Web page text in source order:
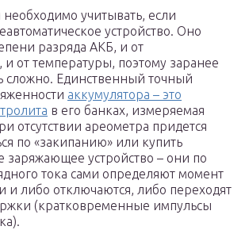
учитывать, если
устройство. Оно
разряда АКБ, и от
от температуры, поэтому заранее
сложно. Единственный точный
аккумулятора – это
в его банках, измеряемая
отсутствии ареометра придется
по «закипанию» или купить
заряжающее устройство – они по
тока сами определяют момент
и либо отключаются, либо переходят
(кратковременные импульсы